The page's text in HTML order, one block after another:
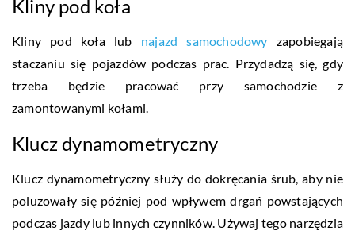
Kliny pod koła
Kliny pod koła lub najazd samochodowy zapobiegają
staczaniu się pojazdów podczas prac. Przydadzą się, gdy
trzeba będzie pracować przy samochodzie z
zamontowanymi kołami.
Klucz dynamometryczny
Klucz dynamometryczny służy do dokręcania śrub, aby nie
poluzowały się później pod wpływem drgań powstających
podczas jazdy lub innych czynników. Używaj tego narzędzia